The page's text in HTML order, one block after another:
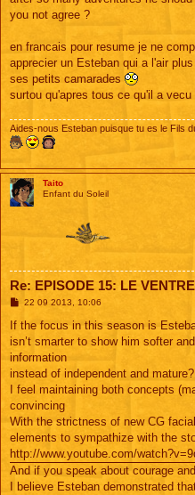
you not agree ?
en francais pour resume je ne
apprecier un Esteban qui a l'air
ses petits camarades
surtou qu'apres tous ce qu'il a
Aides-nous Esteban puisque tu es le Fils
Taito
Enfant du Soleil
Re: EPISODE 15: LE
M
s
a
g
22 09 2013, 10:06
If the focus in this season is
isn’t smarter to show him softer
information
instead of independent and mature?
I feel maintaining both concepts
convincing
With the strictness of new CG
elements to sympathize with the
http://www.youtube.com/
And if you speak about courage
I believe Esteban demonstrated